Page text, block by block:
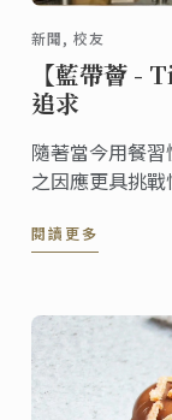
新聞, 校友
【藍帶薈 -
追求
隨著當今用餐
之因應更具挑
Wu）認為自己
閱讀更多